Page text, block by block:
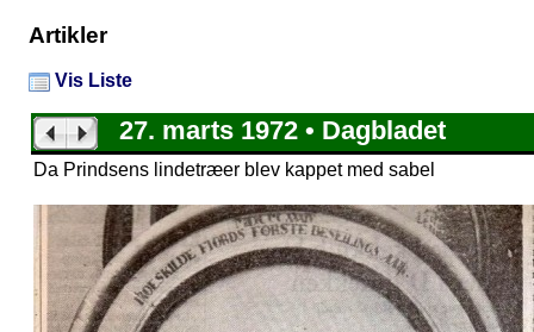
Artikler
Vis Liste
27. marts 1972 • Dagbladet
Da Prindsens lindetræer blev kappet med sabel